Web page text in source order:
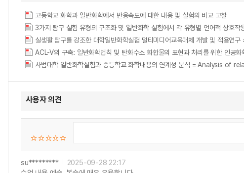
고등학교 화학과 일반화학에서 반응속도에 대한 내용 및 실험의 비교 고찰
ACL-V의 구축: 일반화학법칙 및 탄화수소 화합물의 표현과 처리를 위한 인공화
사범대학 일반화학실험과 중등학교 화학내용의 연계성 분석 =
사용자 의견
su*********
2025-09-28 22:17